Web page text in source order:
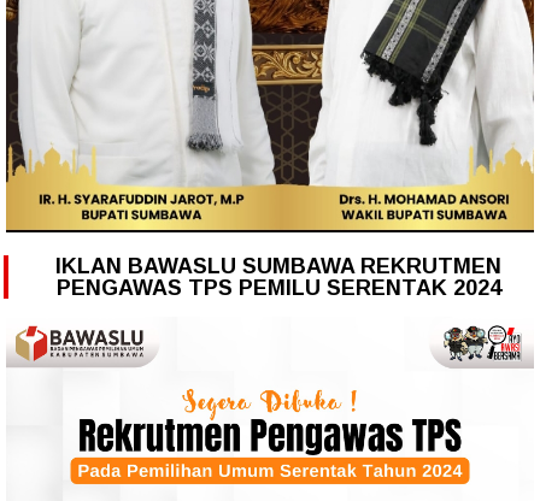
IKLAN BAWASLU SUMBAWA REKRUTMEN
PENGAWAS TPS PEMILU SERENTAK 2024